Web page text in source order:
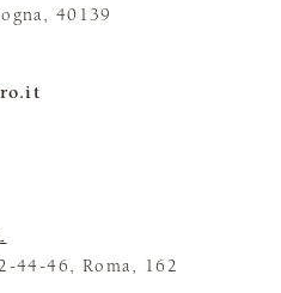
40139
44-46, Roma, 162